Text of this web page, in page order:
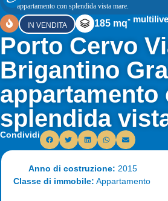
appartamento con splendida vista mare.
IN VENDITA 185 mq-
Porto Cervo
Brigantino
appartamento
splendida
Condividi
Anno di costruzione: 2015
Classe di immobile: Appartamento